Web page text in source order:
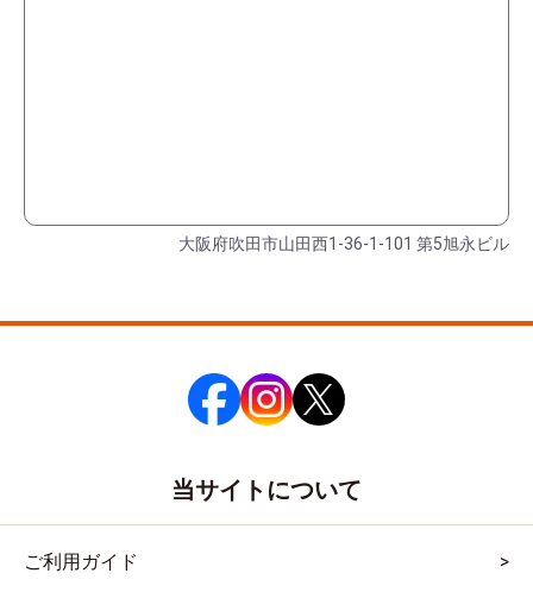
大阪府吹田市山田西1-36-1-101 第5旭永ビル
当サイトについて
ご利用ガイド